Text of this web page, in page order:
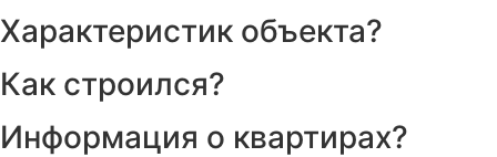
Характеристик объекта?
Как строился?
Информация о квартирах?